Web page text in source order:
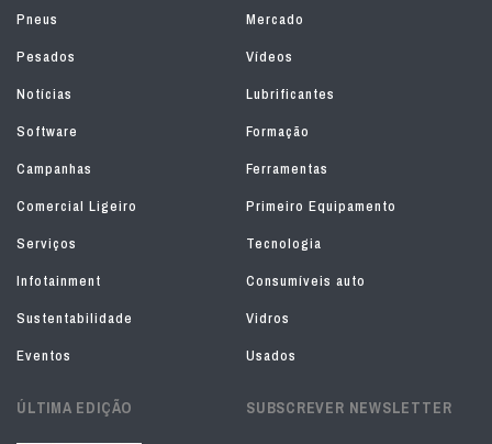
Pneus
Mercado
Pesados
Vídeos
Notícias
Lubrificantes
Software
Formação
Campanhas
Ferramentas
Comercial Ligeiro
Primeiro Equipamento
Serviços
Tecnologia
Infotainment
Consumíveis auto
Sustentabilidade
Vidros
Eventos
Usados
ÚLTIMA EDIÇÃO SUBSCREVER NEWSLETTER